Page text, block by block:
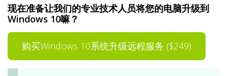
现在准备让我们的专业技术人员将您的电脑升级到
Windows 10嘛？
购买Windows 10系统升级远程服务 ($249)